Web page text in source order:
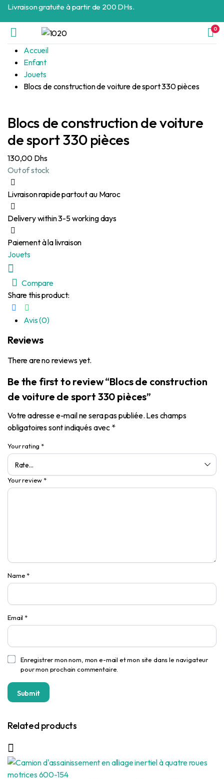
Livraison gratuite à partir de 200 DHs.
0
Accueil
Enfant
Jouets
Blocs de construction de voiture de sport 330 pièces
Blocs de construction de voiture
de sport 330 pièces
130,00 Dhs
Out of stock
Livraison rapide partout au Maroc
Delivery within 3-5 working days
Paiement à la livraison
Jouets
Compare
Share this product:
Avis (0)
Reviews
There are no reviews yet.
Be the first to review “Blocs de construction
de voiture de sport 330 pièces”
Votre adresse e-mail ne sera pas publiée. Les champs
obligatoires sont indiqués avec *
Your rating *
Your review *
Name *
Email *
Enregistrer mon nom, mon e-mail et mon site dans le navigateur
pour mon prochain commentaire.
Related products